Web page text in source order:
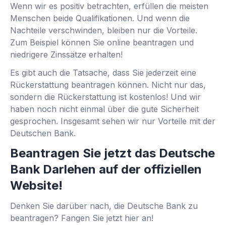
Wenn wir es positiv betrachten, erfüllen die meisten
Menschen beide Qualifikationen. Und wenn die
Nachteile verschwinden, bleiben nur die Vorteile.
Zum Beispiel können Sie online beantragen und
niedrigere Zinssätze erhalten!
Es gibt auch die Tatsache, dass Sie jederzeit eine
Rückerstattung beantragen können. Nicht nur das,
sondern die Rückerstattung ist kostenlos! Und wir
haben noch nicht einmal über die gute Sicherheit
gesprochen. Insgesamt sehen wir nur Vorteile mit der
Deutschen Bank.
Beantragen Sie jetzt das Deutsche
Bank Darlehen auf der offiziellen
Website!
Denken Sie darüber nach, die Deutsche Bank zu
beantragen? Fangen Sie jetzt hier an!